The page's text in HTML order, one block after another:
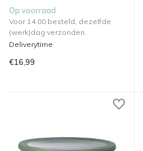
Op voorraad
Voor 14.00 besteld, dezelfde
(werk)dag verzonden.
Deliverytime
€16,99